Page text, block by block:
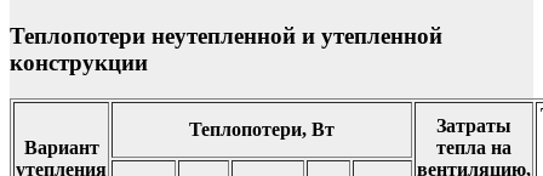
Теплопотери неутепленной и утепленной
конструкции
Вариант
утепления
Теплопотери, Вт
Затраты
тепла на
вентиляцию,